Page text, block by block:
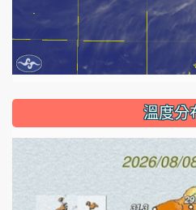
溫度分